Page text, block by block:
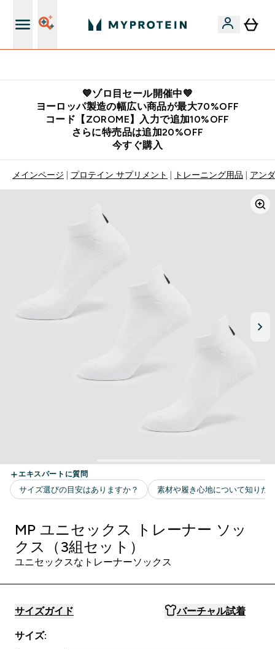
💙ゾロ目セール開催中💙
ヨーロッパ製造の幅広い商品が最大70%OFF
コード【ZOROME】入力で追加10%OFF
さらに特売品は追加20%OFF
今すぐ購入
メインページ プロテイン サプリメント トレーニング用品 アン
MP ユニセックス トレーナー ソッ
クス（3組セット）
ユニセックスなトレーナーソックス
サイズガイド バーチャル試着
サイズ: